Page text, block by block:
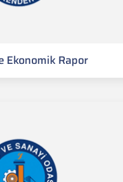
Ekonomik Rapor